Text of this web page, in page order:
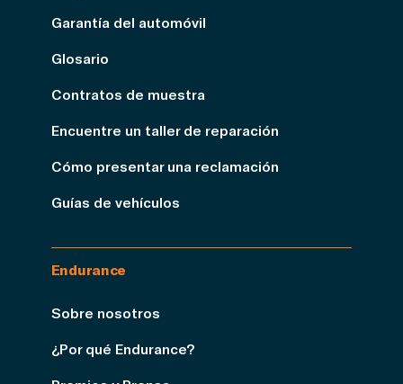
Garantía del automóvil
Glosario
Contratos de muestra
Encuentre un taller de reparación
Cómo presentar una reclamación
Guías de vehículos
Endurance
Sobre nosotros
¿Por qué Endurance?